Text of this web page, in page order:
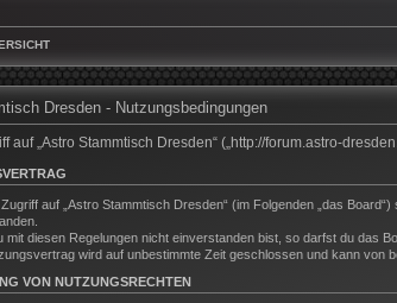
Dresden - Nutzungsbedingungen
auf „Astro Stammtisch Dresden“ („http://forum.astro-
auf „Astro Stammtisch Dresden“ (im Folgenden „das
mit diesen Regelungen nicht einverstanden bist, so darfst du das
wird auf unbestimmte Zeit geschlossen und kann von
VON NUTZUNGSRECHTEN